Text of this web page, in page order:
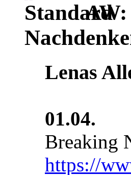
AW:
Lenas
01.04.
Breaking
https://